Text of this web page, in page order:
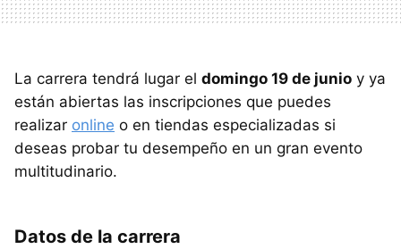
La carrera tendrá lugar el domingo 19 de junio y ya
están abiertas las inscripciones que puedes
realizar online o en tiendas especializadas si
deseas probar tu desempeño en un gran evento
multitudinario.
Datos de la carrera